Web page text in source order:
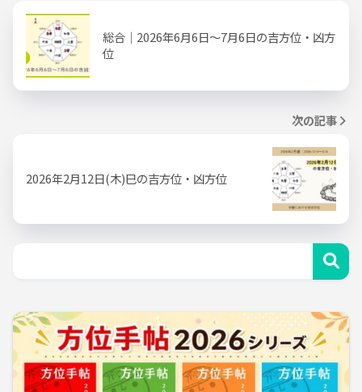
総合｜2026年6月6日～7月6日の吉方位・凶方
位
次の記事
2026年2月12日(木)巳の吉方位・凶方位